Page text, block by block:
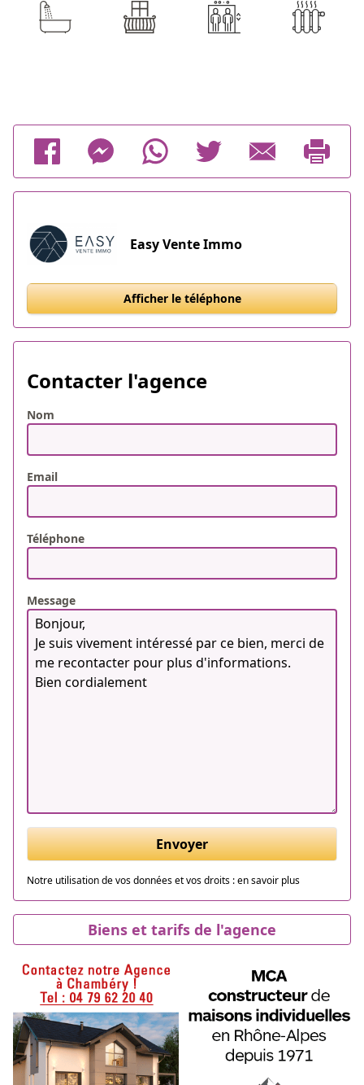
Easy Vente Immo
Afficher le téléphone
Contacter l'agence
Nom
Email
Téléphone
Message
Envoyer
Notre utilisation de vos données et vos droits :en savoir plus
Biens et tarifs de l'agence